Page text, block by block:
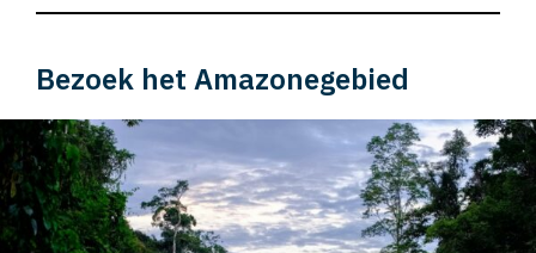
Bezoek het Amazonegebied